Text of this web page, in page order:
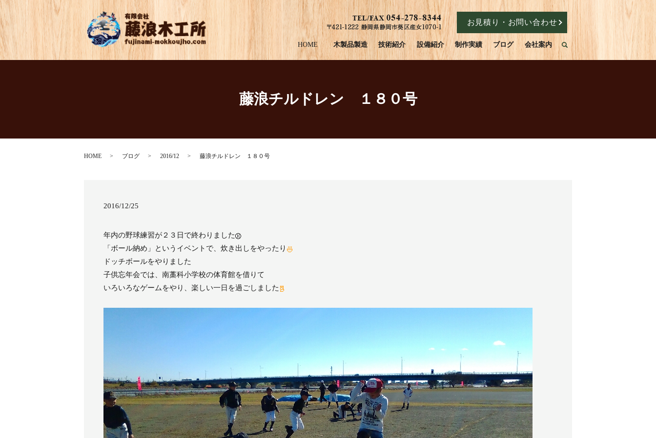
HOME 木製品製造 技術紹介 設備紹介 制作実績 ブログ 会社案内 search
お見積り・お問い合わせ
藤浪チルドレン １８０号
HOME ブログ 2016/12 藤浪チルドレン １８０号
2016/12/25
年内の野球練習が２３日で終わりました
「ボール納め」というイベントで、炊き出しをやったり
ドッチボールをやりました
子供忘年会では、南藁科小学校の体育館を借りて
いろいろなゲームをやり、楽しい一日を過ごしました